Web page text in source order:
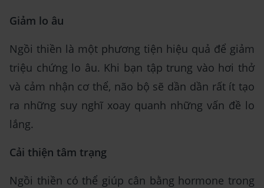
Giảm lo âu
Ngồi thiền là một phương tiện hiệu quả để giảm
triệu chứng lo âu. Khi bạn tập trung vào hơi thở
và cảm nhận cơ thể, não bộ sẽ dần dần rất ít tạo
ra những suy nghĩ xoay quanh những vấn đề lo
lắng.
Cải thiện tâm trạng
Ngồi thiền có thể giúp cân bằng hormone trong